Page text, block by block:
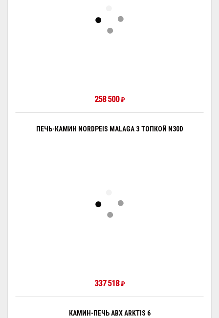
258 500₽
ПЕЧЬ-КАМИН NORDPEIS MALAGA З ТОПКОЙ N30D
337 518₽
КАМИН-ПЕЧЬ ABX ARKTIS 6